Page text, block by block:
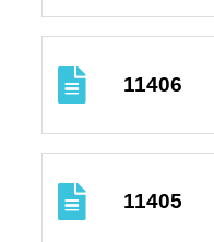
11406
11405